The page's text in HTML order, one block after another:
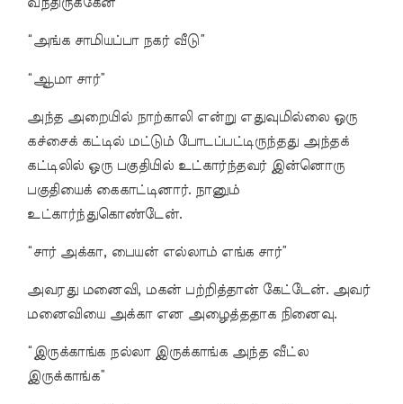
வந்திருக்கேன்”
“அங்க சாமியப்பா நகர் வீடு”
“ஆமா சார்”
அந்த அறையில் நாற்காலி என்று எதுவுமில்லை ஒரு
கச்சைக் கட்டில் மட்டும் போடப்பட்டிருந்தது அந்தக்
கட்டிலில் ஒரு பகுதியில் உட்கார்ந்தவர் இன்னொரு
பகுதியைக் கைகாட்டினார். நானும்
உட்கார்ந்துகொண்டேன்.
“சார் அக்கா, பையன் எல்லாம் எங்க சார்”
அவரது மனைவி, மகன் பற்றித்தான் கேட்டேன். அவர்
மனைவியை அக்கா என அழைத்ததாக நினைவு.
“இருக்காங்க நல்லா இருக்காங்க அந்த வீட்ல
இருக்காங்க”